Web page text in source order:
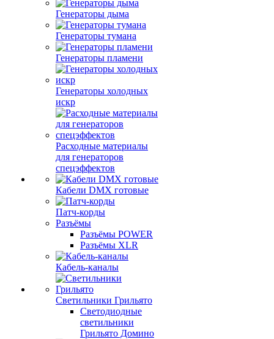
Генераторы дыма
Генераторы тумана
Генераторы пламени
Генераторы холодных
искр
Расходные материалы
для генераторов
спецэффектов
Кабели DMX готовые
Патч-корды
Разъёмы
Разъёмы POWER
Разъёмы XLR
Кабель-каналы
Светильники Грильято
Светодиодные
светильники
Грильято Домино